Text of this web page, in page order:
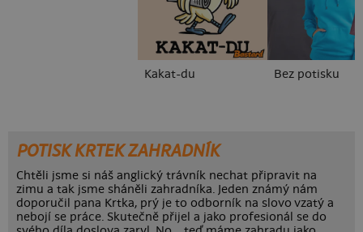
Kakat-du Bez potisku
POTISK KRTEK ZAHRADNÍK
Chtěli jsme si náš anglický trávník nechat připravit na
zimu a tak jsme sháněli zahradníka. Jeden známý nám
doporučil pana Krtka, prý je to odborník na slovo vzatý a
nebojí se práce. Skutečně přijel a jako profesionál se do